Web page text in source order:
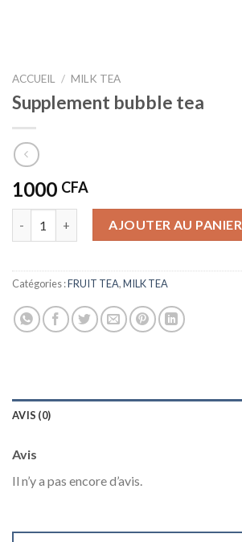
ACCUEIL / MILK TEA
Supplement bubble tea
1000 CFA
quantité de Supplement bubble tea
AJOUTER AU PANIER
Catégories :FRUIT TEA,MILK TEA
AVIS (0)
Avis
Il n’y a pas encore d’avis.